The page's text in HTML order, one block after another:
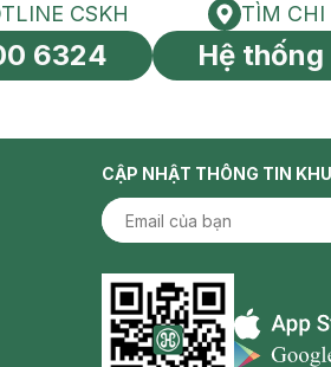
toàn cầu
HOTLINE CSKH
CSKH
6324
TÌM CHI
Hệ thống
CẬP NHẬT THÔNG TIN
Appstore